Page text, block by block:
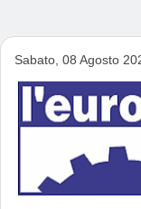
Sabato, 08 Agosto